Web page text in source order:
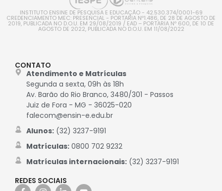
INSTITUTO ENSINE DE PESQUISA E EDUCAÇÃO - 42.530.374/0001-69
CREDENCIAMENTO MEC: PRESENCIAL - PORTARIA Nº1.486, DE 28 DE AGOSTO DE
2019, PUBLICADA NO D.O.U. EM 29/08/2019 / EAD – PORTARIA Nº 600, DE 10 DE
AGOSTO DE 2022, PUBLICADA NO D.O.U. EM 11/08/2022
CONTATO
Atendimento e Matrículas
Segunda a sexta, 09h às 18h
Av. Barão do Rio Branco, 3480/301 - Passos
Juiz de Fora - MG - 36025-020
falecom@ensin-e.edu.br
Alunos:(32) 3237-9191
Matrículas:0800 702 9232
Matrículas internacionais:(32) 3237-9191
REDES SOCIAIS